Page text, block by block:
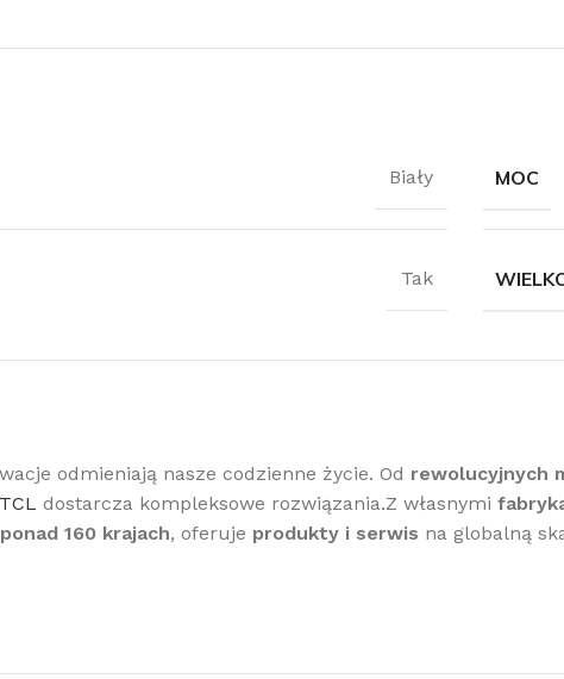
Zobacz pełną ofertę
Klimatyzacje
Biały MOC
Tak
odmieniają nasze codzienne życie. Od rewolucyjnych
TCL dostarcza kompleksowe rozwiązania.Z własnymi
ponad 160 krajach, oferuje produkty i serwis na globalną